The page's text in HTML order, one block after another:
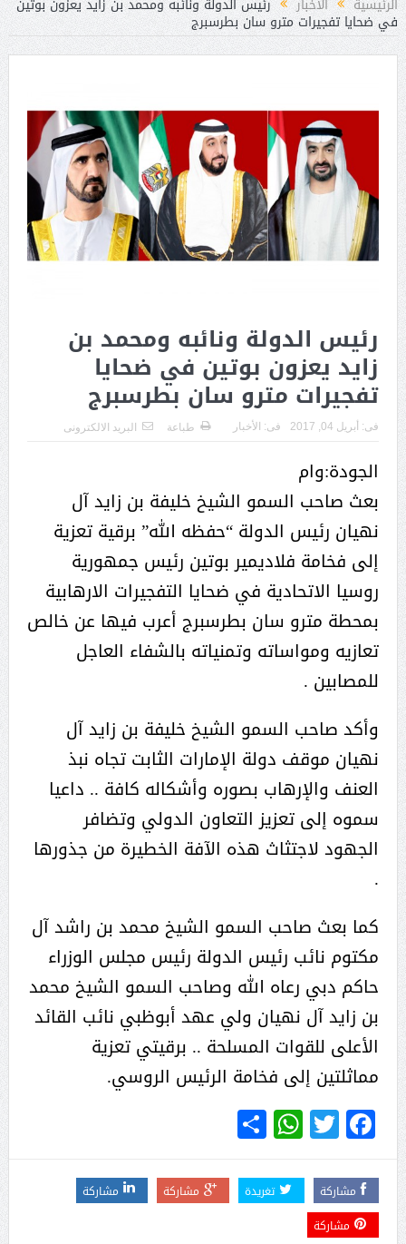
في ضحايا تفجيرات مترو سان بطرسبرج
رئيس الدولة ونائبه ومحمد بن
زايد يعزون بوتين في ضحايا
تفجيرات مترو سان بطرسبرج
فى: أبريل 04, 2017 فى: الأخبار طباعة البريد الالكترونى
الجودة:وام
بعث صاحب السمو الشيخ خليفة بن زايد آل
نهيان رئيس الدولة “حفظه الله” برقية تعزية
إلى فخامة فلاديمير بوتين رئيس جمهورية
روسيا الاتحادية في ضحايا التفجيرات الارهابية
بمحطة مترو سان بطرسبرج أعرب فيها عن خالص
تعازيه ومواساته وتمنياته بالشفاء العاجل
للمصابين .
وأكد صاحب السمو الشيخ خليفة بن زايد آل
نهيان موقف دولة الإمارات الثابت تجاه نبذ
العنف والإرهاب بصوره وأشكاله كافة .. داعيا
سموه إلى تعزيز التعاون الدولي وتضافر
الجهود لاجتثاث هذه الآفة الخطيرة من جذورها
.
كما بعث صاحب السمو الشيخ محمد بن راشد آل
مكتوم نائب رئيس الدولة رئيس مجلس الوزراء
حاكم دبي رعاه الله وصاحب السمو الشيخ محمد
بن زايد آل نهيان ولي عهد أبوظبي نائب القائد
الأعلى للقوات المسلحة .. برقيتي تعزية
مماثلتين إلى فخامة الرئيس الروسي.
Facebook
Twitter
WhatsApp
Share
مشاركة تغريدة مشاركة
مشاركة
مشاركة